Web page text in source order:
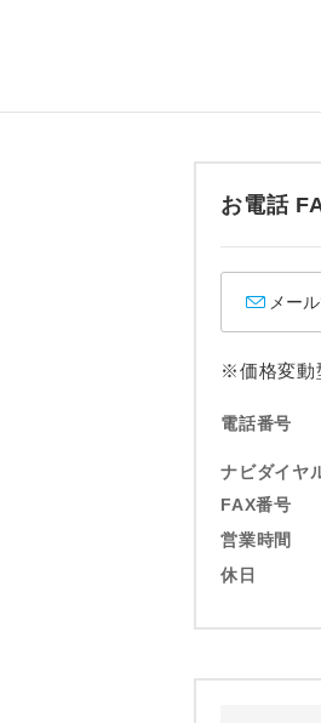
お電話
メー
※価格変動
電話番号
ナビダイヤ
FAX番号
営業時間
休日